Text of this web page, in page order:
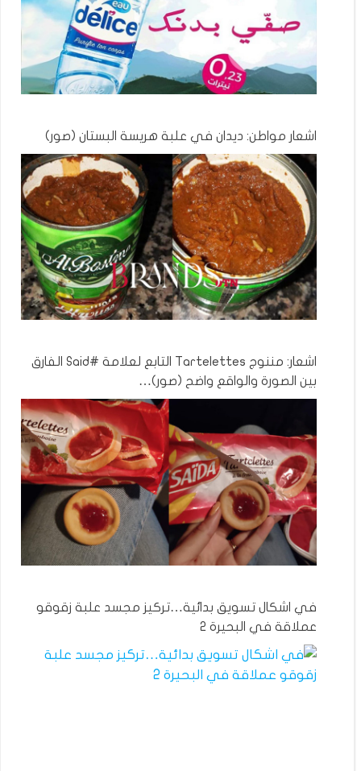
اشعار مواطن: ديدان في علبة هريسة البستان (صور)
اشعار: مننوج Tartelettes التابع لعلامة #Said الفارق
بين الصورة والواقع واضح (صور)…
في اشكال تسويق بدائية…تركيز مجسد علبة زقوقو
عملاقة في البحيرة 2